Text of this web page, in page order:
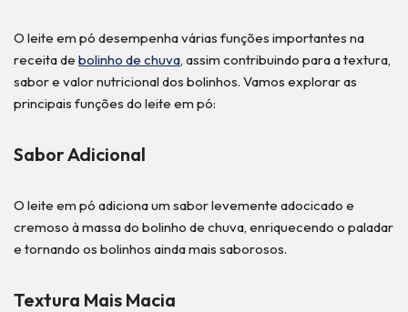
O leite em pó desempenha várias funções importantes na
receita de bolinho de chuva, assim contribuindo para a textura,
sabor e valor nutricional dos bolinhos. Vamos explorar as
principais funções do leite em pó:
Sabor Adicional
O leite em pó adiciona um sabor levemente adocicado e
cremoso à massa do bolinho de chuva, enriquecendo o paladar
e tornando os bolinhos ainda mais saborosos.
Textura Mais Macia